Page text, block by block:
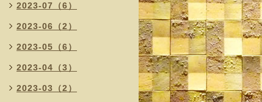
2023-07（6）
2023-06（2）
2023-05（6）
2023-04（3）
2023-03（2）